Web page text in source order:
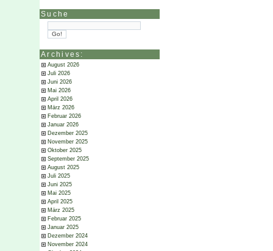
Suche
Archives:
August 2026
Juli 2026
Juni 2026
Mai 2026
April 2026
März 2026
Februar 2026
Januar 2026
Dezember 2025
November 2025
Oktober 2025
September 2025
August 2025
Juli 2025
Juni 2025
Mai 2025
April 2025
März 2025
Februar 2025
Januar 2025
Dezember 2024
November 2024